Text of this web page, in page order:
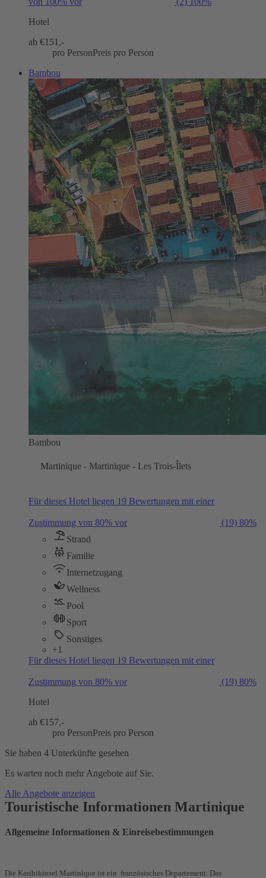
Hotel
ab €151,-
pro PersonPreis pro Person
Bambou
Bambou
Martinique - Martinique - Les Trois-Îlets
Für dieses Hotel liegen 19 Bewertungen mit einer
Zustimmung von 80% vor (19) 80%
Strand
Familie
Internetzugang
Wellness
Pool
Sport
Sonstiges
+1
Für dieses Hotel liegen 19 Bewertungen mit einer
Zustimmung von 80% vor (19) 80%
Hotel
ab €157,-
pro PersonPreis pro Person
Sie haben 4 Unterkünfte gesehen
Es warten noch mehr Angebote auf Sie.
Alle Angebote anzeigen
Touristische Informationen Martinique
Allgemeine Informationen & Einreisebestimmungen
Die Karibikinsel Martinique ist ein französisches Departement. Das